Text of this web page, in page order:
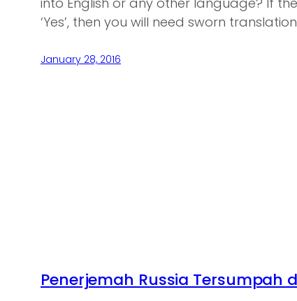
‘Yes’, then you will need sworn
January 28, 2016
Penerjemah Russia Tersumpah